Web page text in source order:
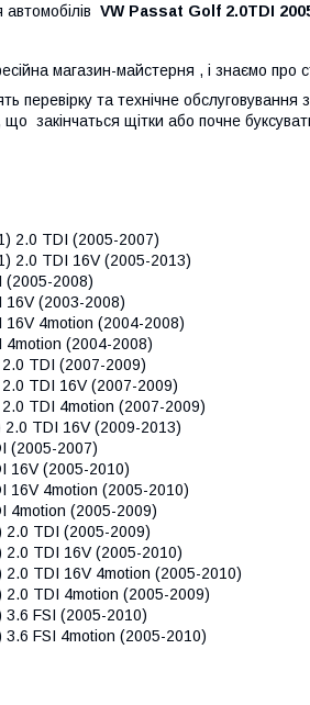
автомобілів VW Passat Golf 2.0TDI
магазин-майстерня , і знаємо про
перевірку та технічне
що закінчаться щітки або почне
2.0 TDI (2005-2007)
2.0 TDI 16V (2005-2013)
(2005-2008)
16V (2003-2008)
16V 4motion (2004-2008)
4motion (2004-2008)
TDI (2007-2009)
TDI 16V (2007-2009)
TDI 4motion (2007-2009)
2.0 TDI 16V (2009-2013)
(2005-2007)
16V (2005-2010)
16V 4motion (2005-2010)
4motion (2005-2009)
2.0 TDI (2005-2009)
2.0 TDI 16V (2005-2010)
2.0 TDI 16V 4motion (2005-2010)
2.0 TDI 4motion (2005-2009)
3.6 FSI (2005-2010)
3.6 FSI 4motion (2005-2010)